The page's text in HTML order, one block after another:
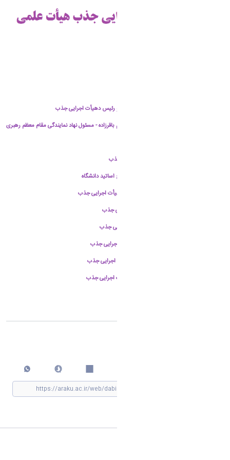
جناب آقای دکتر حسین صادقی - رئیس دانشگاه و رئیس دهیأت اجرایی جذب
جناب حجت الاسلام و المسلمین حاج آقا ابراهیم باقرزاده - مسئول نهاد نمایندگی مقام معظم رهبری
جناب آقای دکتر احمد همتا دبیر هیأت اجرایی جذب
جناب آقای دکتر علیرضا خدابخشی - مسئول بسیج اساتید دانشگاه
جناب آقای دکتر ملک سلیمانی مهرنجانی - عضو هیأت اجرایی جذب
جناب آقای دکتر مرتضی بیات - عضو هیأت اجرایی جذب
جناب آقای دکتر سعید حمیدی - عضو هیأت اجرایی جذب
جناب آقای دکتر محسن ذوالفقاری - عضو هیأت اجرایی جذب
جناب آقای دکتر مهدی خدائی مطلق - عضو هیأت اجرایی جذب
جناب آقای دکتر سیدمحسن حسینی - عضو هیأت اجرایی جذب